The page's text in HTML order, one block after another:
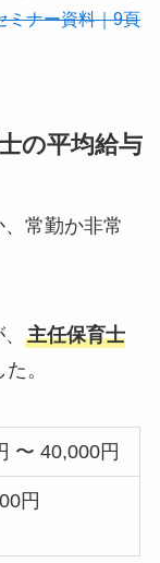
ミナー資料｜9頁
の平均給与
常勤か非常
主任保育士
。
〜 40,000円
円